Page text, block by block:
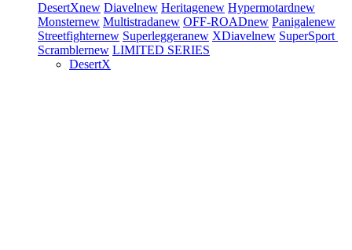
DesertXnew Diavelnew Heritagenew Hypermotardnew
Monsternew Multistradanew OFF-ROADnew Panigalenew
Streetfighternew Superleggeranew XDiavelnew SuperSport
Scramblernew LIMITED SERIES
DesertX